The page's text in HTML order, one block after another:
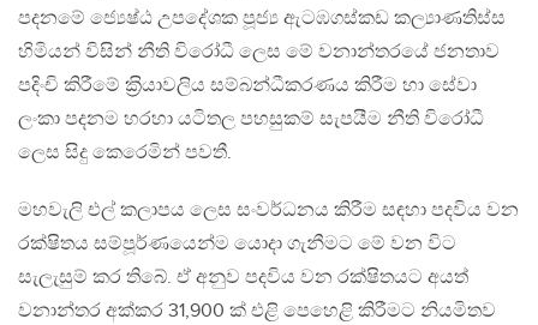
පදනමේ ජ්‍යෙෂ්ඨ උපදේශක පූජ්‍ය ඇටඹගස්කඩ කල්‍යාණතිස්ස
හිමියන් විසින් නීති විරෝධී ලෙස මේ වනාන්තරයේ ජනතාව
පදිංචි කිරීමේ ක‍්‍රියාවලිය සම්බන්ධීකරණය කිරීම හා සේවා
ලංකා පදනම හරහා යටිතල පහසුකම් සැපයීම නීති විරෝධී
ලෙස සිදු කෙරෙමින් පවතී.
මහවැලි එල් කලාපය ලෙස සංවර්ධනය කිරීම සඳහා පදවිය වන
රක්ෂිතය සම්පූර්ණයෙන්ම යොදා ගැනීමට මේ වන විට
සැලැසුම් කර තිබේ. ඒ අනුව පදවිය වන රක්ෂිතයට අයත්
වනාන්තර අක්කර 31,900 ක් එළි පෙහෙළි කිරීමට නියමිතව